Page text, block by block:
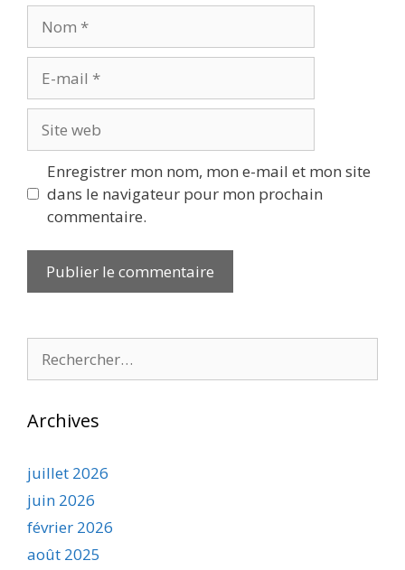
mail
web
Enregistrer mon nom, mon e-mail et mon site
dans le navigateur pour mon prochain
commentaire.
Archives
juillet 2026
juin 2026
février 2026
août 2025